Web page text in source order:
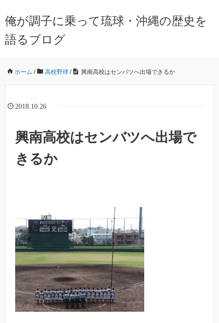
俺が調子に乗って琉球・沖縄の歴史を
語るブログ
ホーム / 高校野球 / 興南高校はセンバツへ出場できるか
2018.10.26
興南高校はセンバツへ出場で
きるか